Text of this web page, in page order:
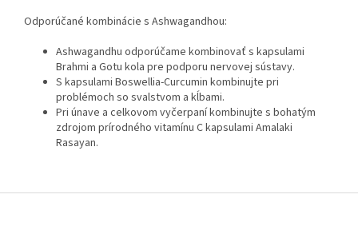
Odporúčané kombinácie s Ashwagandhou:
Ashwagandhu odporúčame kombinovať s kapsulami
Brahmi a Gotu kola pre podporu nervovej sústavy.
S kapsulami Boswellia-Curcumin kombinujte pri
problémoch so svalstvom a kĺbami.
Pri únave a celkovom vyčerpaní kombinujte s bohatým
zdrojom prírodného vitamínu C kapsulami Amalaki
Rasayan.